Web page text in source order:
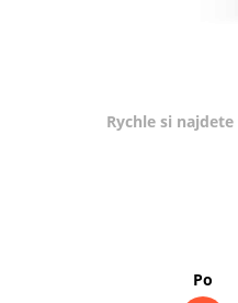
Rychle si
Po